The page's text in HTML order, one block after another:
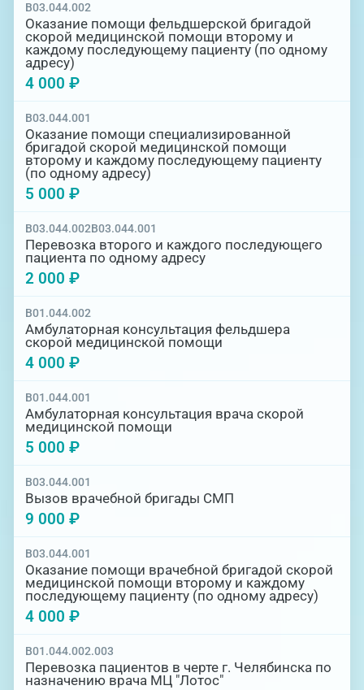
B03.044.002
Оказание помощи фельдшерской бригадой
скорой медицинской помощи второму и
каждому последующему пациенту (по одному
адресу)
4 000 ₽
B03.044.001
Оказание помощи специализированной
бригадой скорой медицинской помощи
второму и каждому последующему пациенту
(по одному адресу)
5 000 ₽
B03.044.002B03.044.001
Перевозка второго и каждого последующего
пациента по одному адресу
2 000 ₽
B01.044.002
Амбулаторная консультация фельдшера
скорой медицинской помощи
4 000 ₽
B01.044.001
Амбулаторная консультация врача скорой
медицинской помощи
5 000 ₽
B03.044.001
Вызов врачебной бригады СМП
9 000 ₽
B03.044.001
Оказание помощи врачебной бригадой скорой
медицинской помощи второму и каждому
последующему пациенту (по одному адресу)
4 000 ₽
B01.044.002.003
Перевозка пациентов в черте г. Челябинска по
назначению врача МЦ "Лотос"